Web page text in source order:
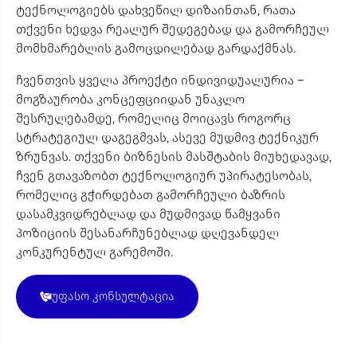
ტექნოლოგიებს დახვეწილ დიზაინთან, რათა
თქვენი ხედვა რეალურ შედეგებად და გამორჩეულ
მომხმარებლის გამოცდილებად გარდაქმნას.
ჩვენთვის ყველა პროექტი ინდივიდუალურია –
მოგზაურობა კონცეფციიდან უნაკლო
შესრულებამდე, რომელიც მოიცავს როგორც
სტრატეგიულ დაგეგმვას, ასევე მუდმივ ტექნიკურ
ზრუნვას. თქვენი ბიზნესის მასშტაბის მიუხედავად,
ჩვენ გთავაზობთ ტექნოლოგიურ უპირატესობას,
რომელიც გჭირდებათ გამორჩეული ბაზრის
დასამკვიდრებლად და მუდმივად წამყვანი
პოზიციის შესანარჩუნებლად დღევანდელ
კონკურენტულ გარემოში.
უფასო კონსულტაცია